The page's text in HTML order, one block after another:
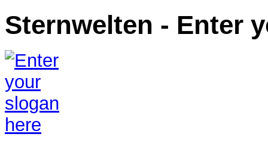
Sternwelten - Enter